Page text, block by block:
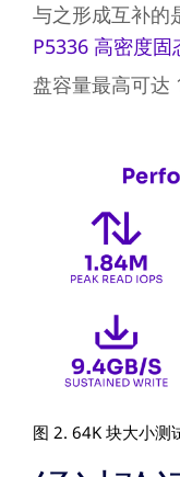
与之形成互补的
P5336 高密度固
盘容量最高可达
图 2. 64K 块大小测